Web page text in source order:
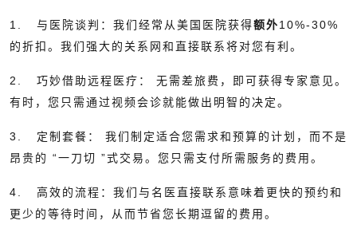
1. 与医院谈判：我们经常从美国医院获得额外10%-30%
的折扣。我们强大的关系网和直接联系将对您有利。
2. 巧妙借助远程医疗： 无需差旅费，即可获得专家意见。
有时，您只需通过视频会诊就能做出明智的决定。
3. 定制套餐： 我们制定适合您需求和预算的计划，而不是
昂贵的 “一刀切 ”式交易。您只需支付所需服务的费用。
4. 高效的流程：我们与名医直接联系意味着更快的预约和
更少的等待时间，从而节省您长期逗留的费用。